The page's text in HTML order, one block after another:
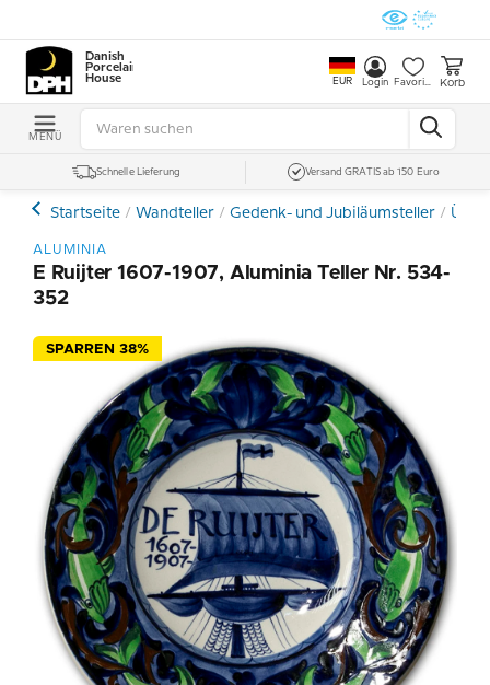
Danish
Porcelain
House
EUR Login Favoriten Korb
MENÜ
Schnelle Lieferung Versand GRATIS ab 150 Euro
Startseite Wandteller Gedenk- und Jubiläumsteller
ALUMINIA
E Ruijter 1607-1907, Aluminia Teller Nr. 534-
352
SPARREN 38%